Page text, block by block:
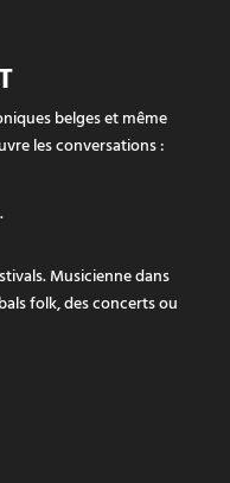
belges et même
les conversations :
Musicienne dans
folk, des concerts ou